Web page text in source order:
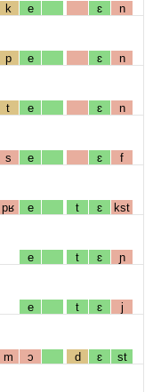
k e ɛ n
p e ɛ n
t e ɛ n
s e ɛ f
pʁ e t ɛ kst
e t ɛ ɲ
e t ɛ j
m ɔ d ɛ st